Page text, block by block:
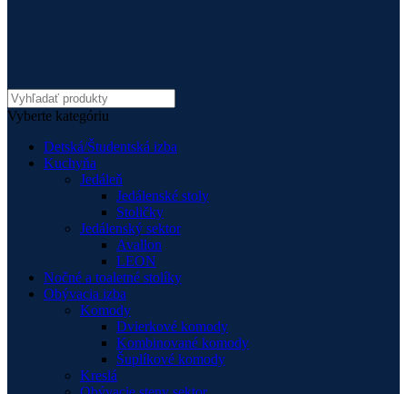
Vyberte kategóriu
Detská/Študentská izba
Kuchyňa
Jedáleň
Jedálenské stoly
Stoličky
Jedálenský sektor
Avallon
LEON
Nočné a toaletné stolíky
Obývacia izba
Komody
Dvierkové komody
Kombinované komody
Šuplíkové komody
Kreslá